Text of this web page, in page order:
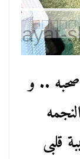
صحبه .. و
قلبى